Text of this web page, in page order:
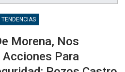
TENDENCIAS
Morena, Nos
Acciones Para